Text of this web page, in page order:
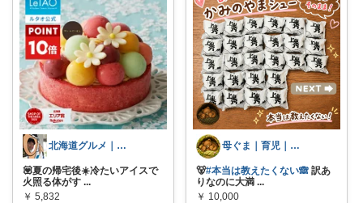
北海道グルメ｜まさ
💟夏の帰宅後☀️冷たいアイスで
火照る体がす ...
￥ 5,832
母ぐま｜育児｜シンプルライフ｜朝コレ
🐻#本当は教えたくない🙈 訳あ
りなのに大満 ...
￥ 10,000